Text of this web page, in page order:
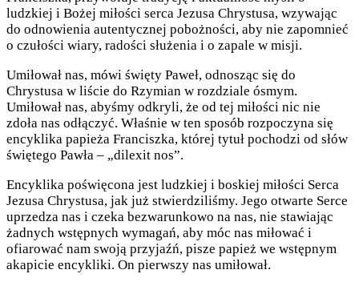
ludzkiej i Bożej miłości serca Jezusa Chrystusa, wzywając
do odnowienia autentycznej pobożności, aby nie zapomnieć
o czułości wiary, radości służenia i o zapale w misji.
Umiłował nas, mówi święty Paweł, odnosząc się do
Chrystusa w liście do Rzymian w rozdziale ósmym.
Umiłował nas, abyśmy odkryli, że od tej miłości nic nie
zdoła nas odłączyć. Właśnie w ten sposób rozpoczyna się
encyklika papieża Franciszka, której tytuł pochodzi od słów
świętego Pawła – „dilexit nos”.
Encyklika poświęcona jest ludzkiej i boskiej miłości Serca
Jezusa Chrystusa, jak już stwierdziliśmy. Jego otwarte Serce
uprzedza nas i czeka bezwarunkowo na nas, nie stawiając
żadnych wstępnych wymagań, aby móc nas miłować i
ofiarować nam swoją przyjaźń, pisze papież we wstępnym
akapicie encykliki. On pierwszy nas umiłował.